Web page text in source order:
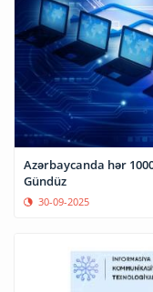
Azərbaycanda hər
Gündüz
30-09-2025